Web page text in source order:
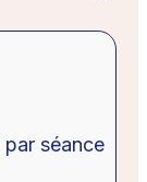
par séance